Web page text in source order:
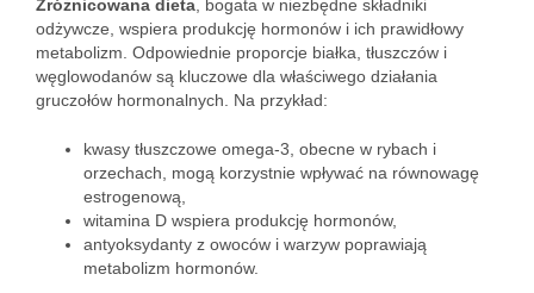
Zróżnicowana dieta , bogata w niezbędne składniki
odżywcze, wspiera produkcję hormonów i ich prawidłowy
metabolizm. Odpowiednie proporcje białka, tłuszczów i
węglowodanów są kluczowe dla właściwego działania
gruczołów hormonalnych. Na przykład:
kwasy tłuszczowe omega-3, obecne w rybach i
orzechach, mogą korzystnie wpływać na równowagę
estrogenową,
witamina D wspiera produkcję hormonów,
antyoksydanty z owoców i warzyw poprawiają
metabolizm hormonów.